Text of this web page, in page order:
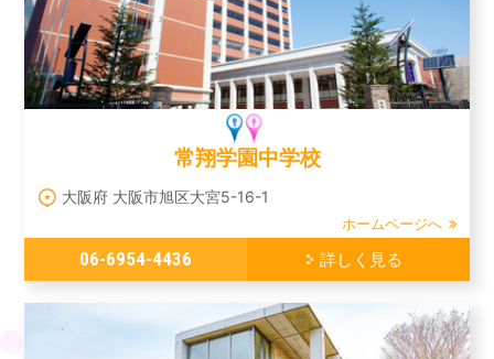
常翔学園中学校
大阪府 大阪市旭区大宮5-16-1
ホームページへ
06-6954-4436 詳しく見る